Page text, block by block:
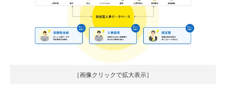
［画像クリックで拡大表示］